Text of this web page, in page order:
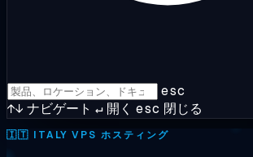
esc
↑↓ ナビゲート ↵ 開く esc 閉じる
🇮🇹 ITALY VPS ホスティング